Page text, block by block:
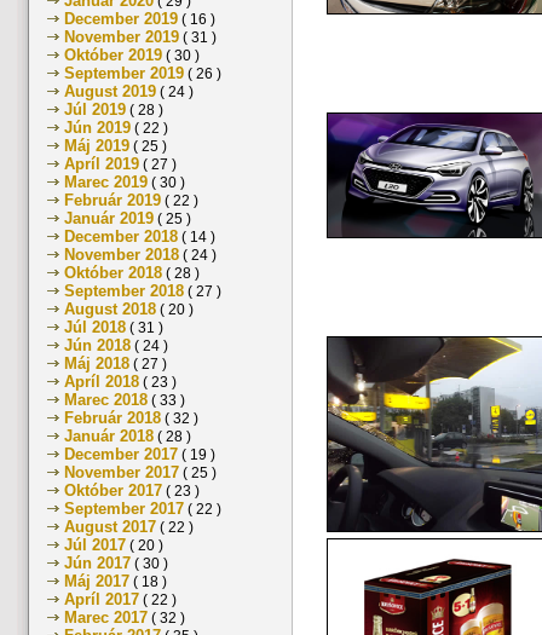
December 2019 ( 16 )
November 2019 ( 31 )
Október 2019 ( 30 )
September 2019 ( 26 )
August 2019 ( 24 )
Júl 2019 ( 28 )
Jún 2019 ( 22 )
Máj 2019 ( 25 )
Apríl 2019 ( 27 )
Marec 2019 ( 30 )
Február 2019 ( 22 )
Január 2019 ( 25 )
December 2018 ( 14 )
November 2018 ( 24 )
Október 2018 ( 28 )
September 2018 ( 27 )
August 2018 ( 20 )
Júl 2018 ( 31 )
Jún 2018 ( 24 )
Máj 2018 ( 27 )
Apríl 2018 ( 23 )
Marec 2018 ( 33 )
Február 2018 ( 32 )
Január 2018 ( 28 )
December 2017 ( 19 )
November 2017 ( 25 )
Október 2017 ( 23 )
September 2017 ( 22 )
August 2017 ( 22 )
Júl 2017 ( 20 )
Jún 2017 ( 30 )
Máj 2017 ( 18 )
Apríl 2017 ( 22 )
Marec 2017 ( 32 )